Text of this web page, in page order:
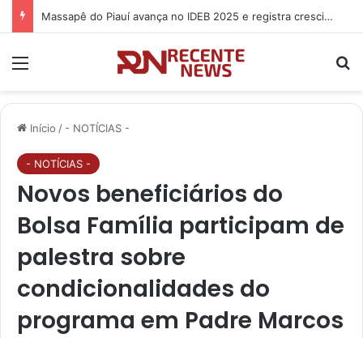
Massapê do Piauí avança no IDEB 2025 e registra crescimento nos anos iniciais e finais do Ensino Fundamental
Início / - NOTÍCIAS -
- NOTÍCIAS -
Novos beneficiários do
Bolsa Família participam de
palestra sobre
condicionalidades do
programa em Padre Marcos